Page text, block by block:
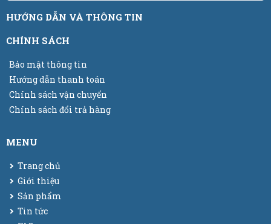
HƯỚNG DẪN VÀ THÔNG TIN
CHÍNH SÁCH
Bảo mật thông tin
Hướng dẫn thanh toán
Chính sách vận chuyển
Chính sách đổi trả hàng
MENU
Trang chủ
Giới thiệu
Sản phẩm
Tin tức